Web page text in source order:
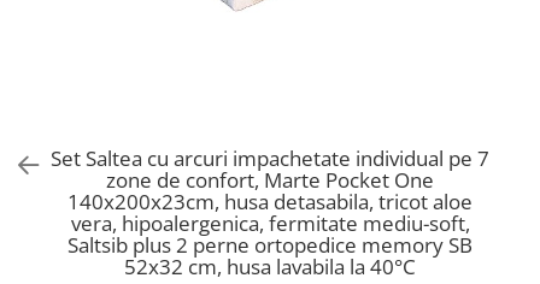
Saltele Memory Pocket
Saltele cu plasa arcuri
Saltele cu spuma
Saltele cu spuma
Scaune pentru living
Seturi comode living si vitrine
Mobila living
Comode living
Scaune birou copii
Scaune resigilate
Scaune gradinita
Scaune conferinta
Set Saltea cu arcuri impachetate individual pe 7
zone de confort, Marte Pocket One
140x200x23cm, husa detasabila, tricot aloe
vera, hipoalergenica, fermitate mediu-soft,
Saltsib plus 2 perne ortopedice memory SB
52x32 cm, husa lavabila la 40°C